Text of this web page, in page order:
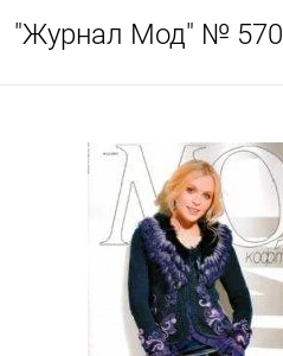
"Журнал Мод" № 570